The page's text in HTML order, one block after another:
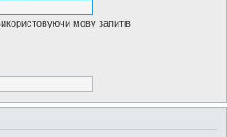
мову запитів